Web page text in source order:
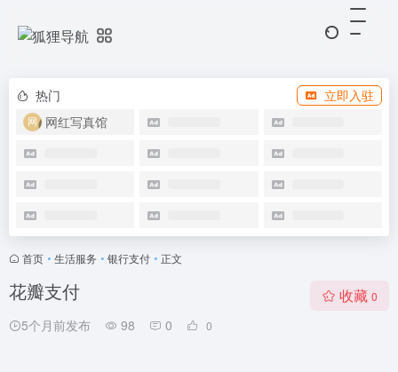
热门
立即入驻
网红写真馆
首页 • 生活服务 • 银行支付 • 正文
花瓣支付
5个月前发布 98 0 0
收藏 0